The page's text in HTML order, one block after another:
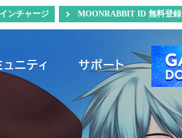
ンチャージ MOONRABBIT ID 無料登録
ュニティ サポート